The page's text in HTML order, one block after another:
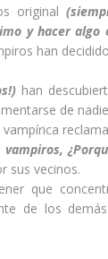
original
y hacer
han
han
de
sus vecinos.
que
de los